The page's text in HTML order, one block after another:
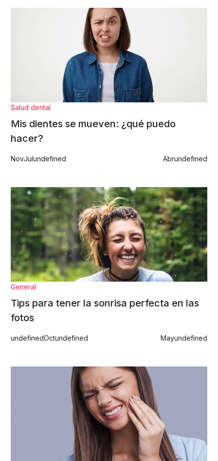
Salud dental
Mis dientes se mueven: ¿qué puedo
hacer?
NovJulundefined Abrundefined
General
Tips para tener la sonrisa perfecta en las
fotos
undefinedOctundefined Mayundefined